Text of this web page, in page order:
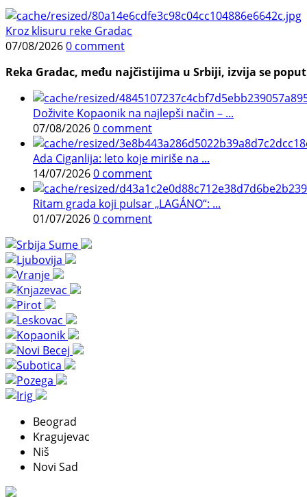
Kroz klisuru reke Gradac
07/08/20260 comment
Reka Gradac, među najčistijima u Srbiji, izvija se
Doživite Kopaonik na najlepši način – ...
07/08/20260 comment
Ada Ciganlija: leto koje miriše na ...
14/07/20260 comment
Ritam grada koji pulsar „LAGÁNO“: ...
01/07/20260 comment
Beograd
Kragujevac
Niš
Novi Sad